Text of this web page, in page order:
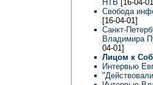
НТВ [16-04-
Свобода
[16-04-01]
Санкт-
Владимира
04-01]
Лицом к
Интервью